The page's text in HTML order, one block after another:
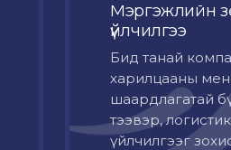
Мэргэжлийн
үйлчилгээ
Бид танай
харилцааны
шаардлагатай
тээвэр,
үйлчилгээг